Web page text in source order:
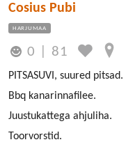
Cosius Pubi
HARJUMAA
0 81
PITSASUVI, suured pitsad.
Bbq kanarinnafilee.
Juustukattega ahjuliha.
Toorvorstid.